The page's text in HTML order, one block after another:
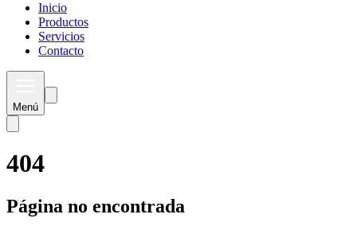
Inicio
Productos
Servicios
Contacto
Menú
404
Página no encontrada